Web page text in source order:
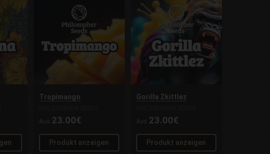
Tropimango
Aus 23.00€
Produkt anzeigen
Gorilla Zkittlez
Aus 23.00€
Produkt anzeigen